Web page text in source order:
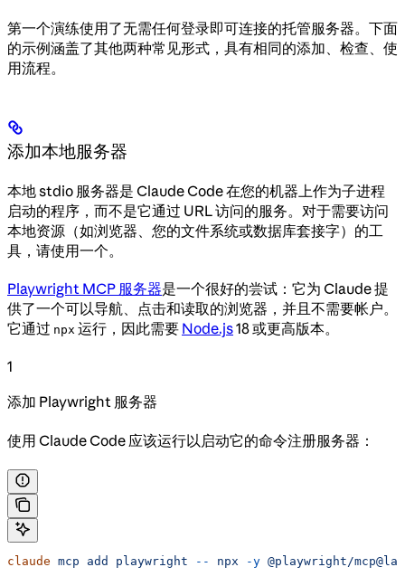
第一个演练使用了无需任何登录即可连接的托管服务器。下面
的示例涵盖了其他两种常见形式，具有相同的添加、检查、使
用流程。
添加本地服务器
本地 stdio 服务器是 Claude Code 在您的机器上作为子进程
启动的程序，而不是它通过 URL 访问的服务。对于需要访问
本地资源（如浏览器、您的文件系统或数据库套接字）的工
具，请使用一个。
Playwright MCP 服务器是一个很好的尝试：它为 Claude 提
供了一个可以导航、点击和读取的浏览器，并且不需要帐户。
它通过 npx 运行，因此需要 Node.js18 或更高版本。
1
添加 Playwright 服务器
使用 Claude Code 应该运行以启动它的命令注册服务器：
claude mcp add playwright -- npx -y @playwright/